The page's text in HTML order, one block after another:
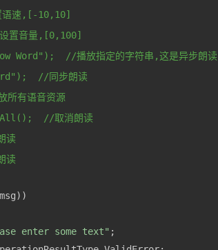
速,[-10,10]
置音量,[0,100]
Word");  //播放指定的字符串,这是异步朗读
//同步朗读
有语音资源
//取消朗读
读
读
enter some text"